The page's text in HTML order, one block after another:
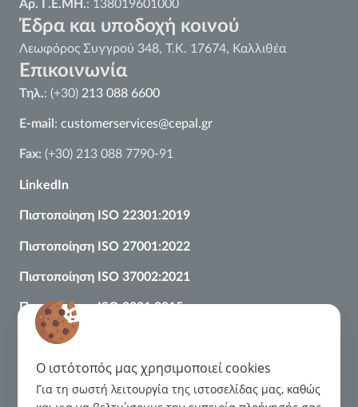
Αρ. Γ.Ε.ΜΗ.: 138019601000
Έδρα και υποδοχή κοινού
Λεωφόρος Συγγρού 348, Τ.Κ. 17674, Καλλιθέα
Επικοινωνία
Τηλ.: (+30) 213 088 6600
E-mail : customerservices@cepal.gr
Fax: (+30) 213 088 7790-91
LinkedIn
Πιστοποίηση ISO 22301:2019
Πιστοποίηση ISO 27001:2022
Πιστοποίηση ISO 37002:2021
Πιστοποίηση ISO 9001:2015
Κανονιστικό Πλαίσιο
Κώδικας Δεοντολογίας για τις σχέσεις με τους Οφειλέτες
O ιστότοπός μας χρησιμοποιεί cookies
Για τη σωστή λειτουργία της ιστοσελίδας μας, καθώς